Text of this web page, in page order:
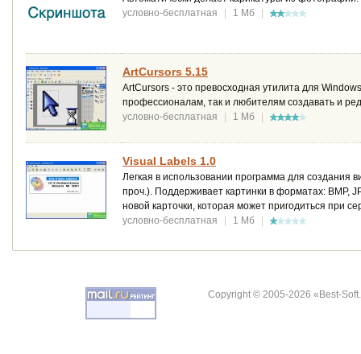
условно-бесплатная
| 1 Мб |
ArtCursors 5.15
ArtCursors - это превосходная утилита для
профессионалам, так и любителям создавать и
условно-бесплатная
| 1 Мб |
Visual Labels 1.0
Легкая в использовании программа для создания
проч.). Поддерживает картинки в форматах: BMP,
новой карточки, которая может пригодиться при
условно-бесплатная
| 1 Мб |
Copyright © 2005-2026 «Best-